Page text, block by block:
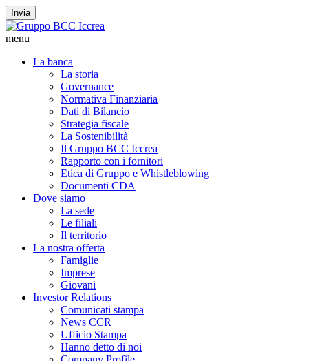
Invia
menu
La banca
La storia
Governance
Normativa Finanziaria
Dati di Bilancio
Strategia fiscale
La Sostenibilità
Il Gruppo BCC Iccrea
Rapporto con i fornitori
Etica di Gruppo e Whistleblowing
Documenti CDA
Dove siamo
La sede
Le filiali
Il territorio
La nostra offerta
Famiglie
Imprese
Giovani
Investor Relations
Comunicati stampa
News CCR
Ufficio Stampa
Hanno detto di noi